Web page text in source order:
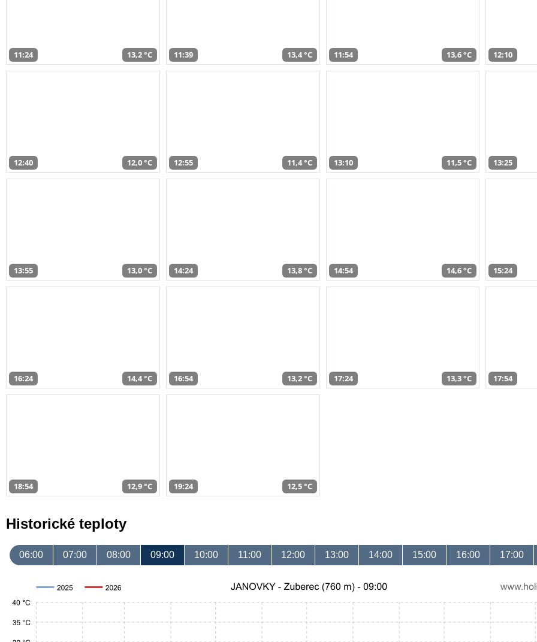
11:24 13,2 °C 11:39 13,4 °C 11:54 13,6 °C 12:10
12:40 12,0 °C 12:55 11,4 °C 13:10 11,5 °C 13:25
13:55 13,0 °C 14:24 13,8 °C 14:54 14,6 °C 15:24
16:24 14,4 °C 16:54 13,2 °C 17:24 13,3 °C 17:54
18:54 12,9 °C 19:24 12,5 °C
Historické teploty
06:00 07:00 08:00 09:00 10:00 11:00 12:00 13:00 14:00 15:00 16:00 17:00